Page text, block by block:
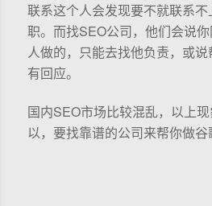
联系这个人会发现要不就联系
职。而找SEO公司，他们会说
人做的，只能去找他负责，或
有回应。
国内SEO市场比较混乱，以上
以，要找靠谱的公司来帮你做谷